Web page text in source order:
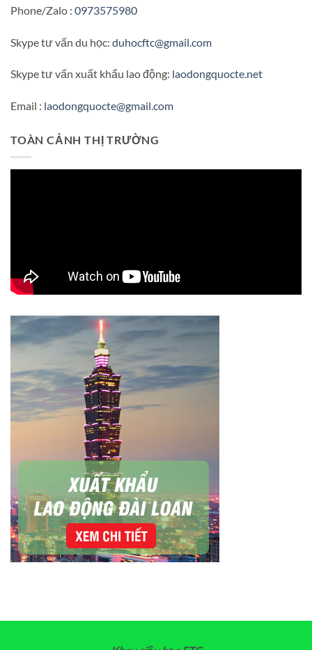
Phone/Zalo : 0973575980
Skype tư vấn du học: duhocftc@gmail.com
Skype tư vấn xuất khẩu lao động: laodongquocte.net
Email : laodongquocte@gmail.com
TOÀN CẢNH THỊ TRƯỜNG